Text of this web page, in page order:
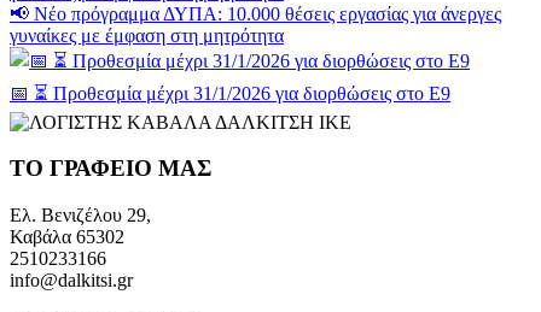
📢 Νέο πρόγραμμα ΔΥΠΑ: 10.000 θέσεις εργασίας για άνεργες
γυναίκες με έμφαση στη μητρότητα
📅 ⏳ Προθεσμία μέχρι 31/1/2026 για διορθώσεις στο Ε9
ΤΟ ΓΡΑΦΕΙΟ ΜΑΣ
Ελ. Βενιζέλου 29,
Καβάλα 65302
2510233166
info@dalkitsi.gr